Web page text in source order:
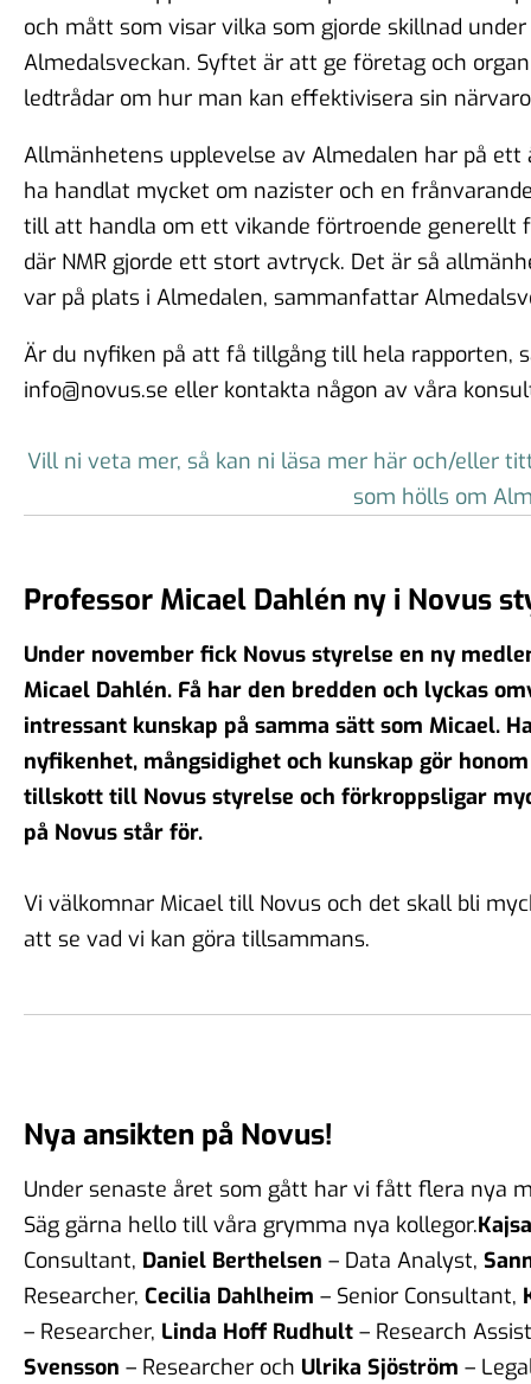
och mått som visar vilka som gjorde skillnad under
Almedalsveckan. Syftet är att ge företag och
ledtrådar om hur man kan effektivisera sin
Allmänhetens upplevelse av Almedalen har på
ha handlat mycket om nazister och en
till att handla om ett vikande förtroende generellt
där NMR gjorde ett stort avtryck. Det är så
var på plats i Almedalen, sammanfattar
Är du nyfiken på att få tillgång till hela rapporten,
info@novus.se eller kontakta någon av våra
Vill ni veta mer, så kan ni läsa mer här och/eller
som hölls om
Professor Micael Dahlén ny i Novus
Under november fick Novus styrelse en ny
Micael Dahlén. Få har den bredden och lyckas
intressant kunskap på samma sätt som Micael.
nyfikenhet, mångsidighet och kunskap gör
tillskott till Novus styrelse och förkroppsligar
på Novus står för.
Vi välkomnar Micael till Novus och det skall bli
att se vad vi kan göra tillsammans.
Nya ansikten på Novus!
Under senaste året som gått har vi fått flera nya
Säg gärna hello till våra grymma nya kollegor.
Consultant, Daniel Berthelsen – Data Analyst,
Researcher, Cecilia Dahlheim – Senior Consultant,
– Researcher, Linda Hoff Rudhult – Research
Svensson – Researcher och Ulrika Sjöström –